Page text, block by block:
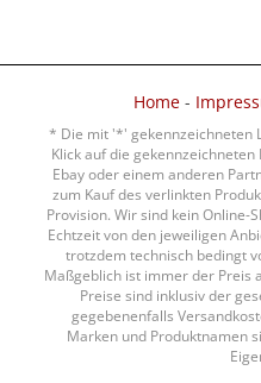
Home-
* Die mit '*' gekennzeichneten
Klick auf die
Ebay oder einem anderen
zum Kauf des verlinkten
Provision. Wir sind kein Online-
Echtzeit von den jeweiligen
trotzdem technisch bedingt
Maßgeblich ist immer der Preis
Preise sind inklusiv der
gegebenenfalls
Marken und Produktnamen